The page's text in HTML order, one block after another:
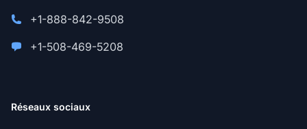
+1-888-842-9508
+1-508-469-5208
Réseaux sociaux